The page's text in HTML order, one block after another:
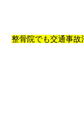
整骨院でも交通事故